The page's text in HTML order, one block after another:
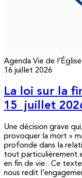
Agenda Vie de l’Église
16 juillet 2026
La loi sur la
15 juillet
Une décision grave
provoquer la mort »
profonde dans la
tout particulièrement
en fin de vie.. Ce
nous redit